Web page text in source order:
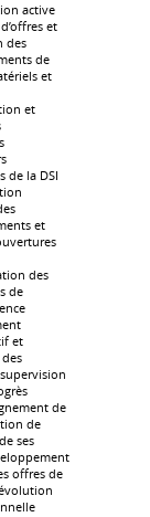
active
et
des
de
et
et
de la DSI
et
des
de
et
de
de
ses
offres de